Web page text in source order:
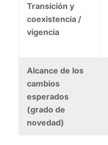
Transición y
coexistencia /
vigencia
Alcance de los
cambios
esperados
(grado de
novedad)